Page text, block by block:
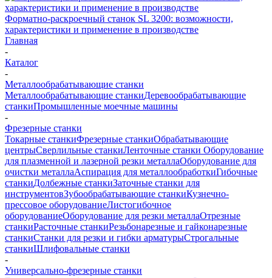
Форматно-раскроечный станок SL 3200: возможности,
характеристики и применение в производстве
Главная
-
Каталог
-
Металлообрабатывающие станки
Металлообрабатывающие станкиДеревообрабатывающие
станкиПромышленные моечные машины
-
Фрезерные станки
Токарные станкиФрезерные станкиОбрабатывающие
центрыСверлильные станкиЛенточные станки Оборудование
для плазменной и лазерной резки металлаОборудование для
очистки металлаАспирация для металлообработкиГибочные
станкиДолбежные станкиЗаточные станки для
инструментовЗубообрабатывающие станкиКузнечно-
прессовое оборудованиеЛистогибочное
оборудованиеОборудование для резки металлаОтрезные
станкиРасточные станкиРезьбонарезные и гайконарезные
станкиСтанки для резки и гибки арматурыСтрогальные
станкиШлифовальные станки
-
Универсально-фрезерные станки